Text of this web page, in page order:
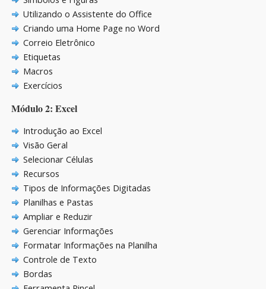
Utilizando o Assistente do Office
Criando uma Home Page no Word
Correio Eletrônico
Etiquetas
Macros
Exercícios
Módulo 2: Excel
Introdução ao Excel
Visão Geral
Selecionar Células
Recursos
Tipos de Informações Digitadas
Planilhas e Pastas
Ampliar e Reduzir
Gerenciar Informações
Formatar Informações na Planilha
Controle de Texto
Bordas